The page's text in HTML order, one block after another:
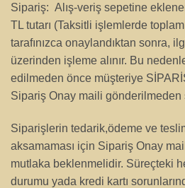
Sipariş: Alış-veriş sepetine
TL tutarı (Taksitli işlemlerde
tarafınızca onaylandıktan sonra,
üzerinden işleme alınır. Bu
edilmeden önce müşteriye
Sipariş Onay maili gönderilmeden
Siparişlerin tedarik,ödeme ve
aksamaması için Sipariş Onay
mutlaka beklenmelidir. Süreçteki
durumu yada kredi kartı